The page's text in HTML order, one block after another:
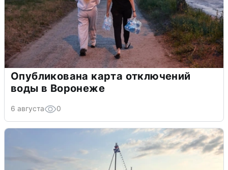
Опубликована карта отключений
воды в Воронеже
6 августа 0